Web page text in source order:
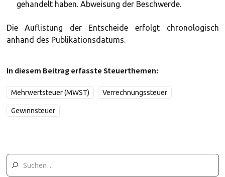
gehandelt haben. Abweisung der Beschwerde.
Die Auflistung der Entscheide erfolgt chronologisch
anhand des Publikationsdatums.
In diesem Beitrag erfasste Steuerthemen:
Mehrwertsteuer (MWST) Verrechnungssteuer
Gewinnsteuer